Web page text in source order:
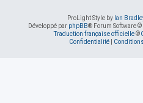
ProLight Style by Ian
Développé par phpBB® Forum Software
Traduction française officielle©
Confidentialité| Conditions